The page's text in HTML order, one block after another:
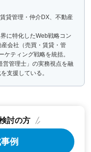
貸管理・仲介DX、不動産
に特化したWeb戦略コン
会社（売買・賃貸・管
ティング戦略を統括。
営管理士」の実務視点を融
支援している。
討の方
例